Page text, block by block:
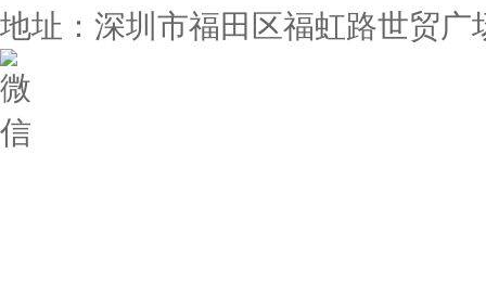
地址：深圳市福田区福虹路世贸